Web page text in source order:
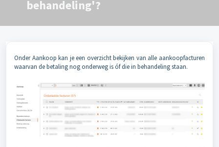
behandeling'?
Onder Aankoop kan je een overzicht bekijken van alle aankoopfacturen
waarvan de betaling nog onderweg is óf die in behandeling staan.